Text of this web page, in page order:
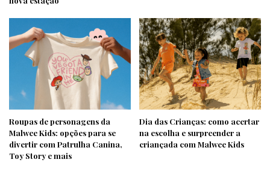
Roupas de personagens da
Malwee Kids: opções para se
divertir com Patrulha Canina,
Toy Story e mais
Dia das Crianças: como acertar
na escolha e surpreender a
criançada com Malwee Kids